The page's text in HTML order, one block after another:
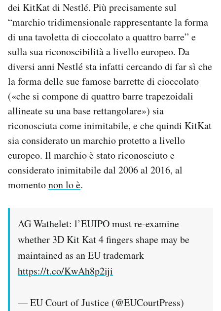
Area Personale
Newsletter
Hai bisogno di aiuto?
Esci
dei KitKat di Nestlé. Più precisamente sul
“marchio tridimensionale rappresentante la forma
di una tavoletta di cioccolato a quattro barre” e
sulla sua riconoscibilità a livello europeo. Da
diversi anni Nestlé sta infatti cercando di far sì che
la forma delle sue famose barrette di cioccolato
(«che si compone di quattro barre trapezoidali
allineate su una base rettangolare») sia
riconosciuta come inimitabile, e che quindi KitKat
sia considerato un marchio protetto a livello
europeo. Il marchio è stato riconosciuto e
considerato inimitabile dal 2006 al 2016, al
momentonon lo è.
AG Wathelet: l’EUIPO must re-examine
whether 3D Kit Kat 4 fingers shape may be
maintained as an EU trademark
https://t.co/KwAh8p2iji
— EU Court of Justice (@EUCourtPress)